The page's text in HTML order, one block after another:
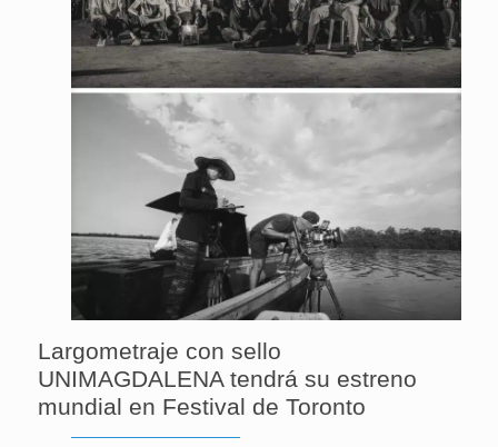
Largometraje con sello
UNIMAGDALENA tendrá su estreno
mundial en Festival de Toronto